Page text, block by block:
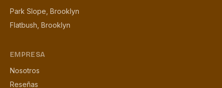
Park Slope, Brooklyn
Flatbush, Brooklyn
EMPRESA
Nosotros
Reseñas